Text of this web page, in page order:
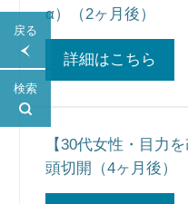
戻る
検索
α）（2ヶ月後）
詳細はこちら
【30代女性・目力
頭切開（4ヶ月後）